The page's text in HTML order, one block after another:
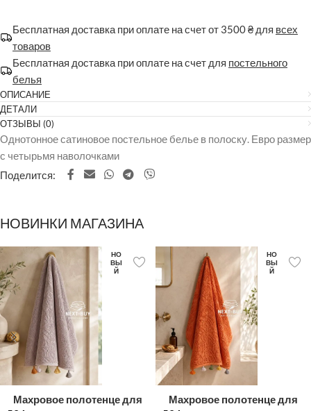
Бесплатная доставка при оплате на счет от 3500 ₴ для всех
товаров
Бесплатная доставка при оплате на счет для постельного
белья
ОПИСАНИЕ
ДЕТАЛИ
ОТЗЫВЫ (0)
Однотонное сатиновое постельное белье в полоску. Евро размер
с четырьмя наволочками
Поделится:
НОВИНКИ МАГАЗИНА
НО
ВЫ
Й
Махровое полотенце для
НО
ВЫ
Й
Махровое полотенце для